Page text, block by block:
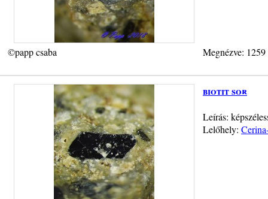
©papp csaba Megnézve:
biotit sor
Leírás:
Lelőhely: